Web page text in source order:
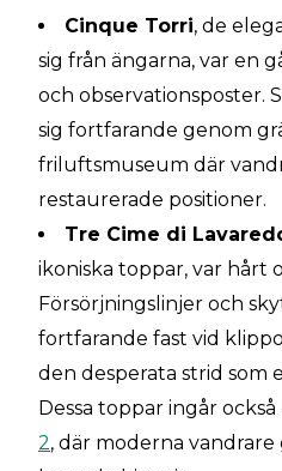
Cinque Torri, de
sig från ängarna, var en
och observationsposter.
sig fortfarande genom
friluftsmuseum där
restaurerade positioner.
Tre Cime di
ikoniska toppar, var hårt
Försörjningslinjer och
fortfarande fast vid
den desperata strid som
Dessa toppar ingår
2, där moderna